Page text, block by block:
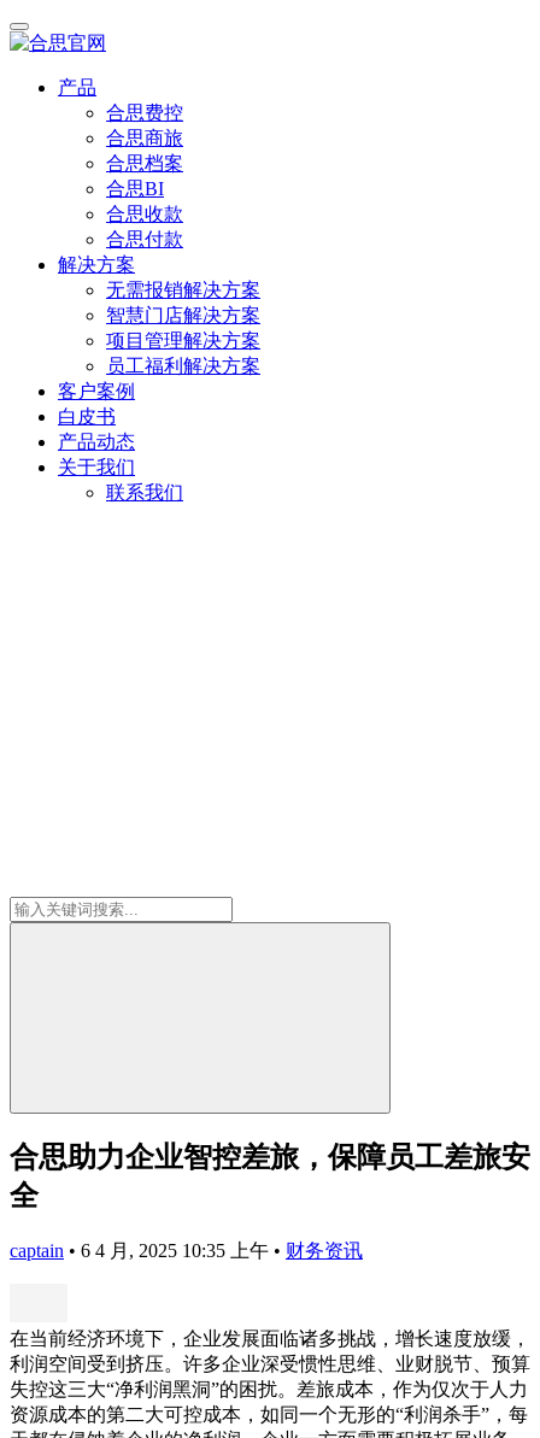
产品
合思费控
合思商旅
合思档案
合思BI
合思收款
合思付款
解决方案
无需报销解决方案
智慧门店解决方案
项目管理解决方案
员工福利解决方案
客户案例
白皮书
产品动态
关于我们
联系我们
合思助力企业智控差旅，保障员工差旅安
全
captain • 6 4 月, 2025 10:35 上午 • 财务资讯
在当前经济环境下，企业发展面临诸多挑战，增长速度放缓，
利润空间受到挤压。许多企业深受惯性思维、业财脱节、预算
失控这三大“净利润黑洞”的困扰。差旅成本，作为仅次于人力
资源成本的第二大可控成本，如同一个无形的“利润杀手”，每